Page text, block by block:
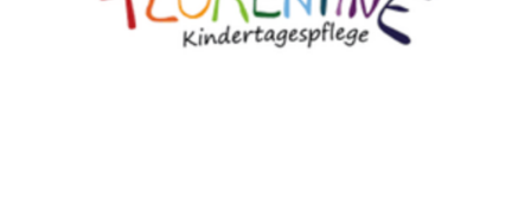
Mitorganisation und Hilfe bei Durchführung
von Festen und besonderen Aktionen.